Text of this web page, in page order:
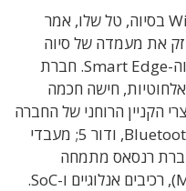
בסיוה, טל שלו, אמר
את מעמדה של סיוה
וה
-Smart Edge. חברת
אלחוטיות, חישה חכמה
הקניין הרוחני של החברה
כוללים טכנולוגיות Bluetooth, Wi-Fi, UWB, ודור 5; מעבדי
רנסאס מתמחה
רכיבים אנלוגיים ו-SoC.